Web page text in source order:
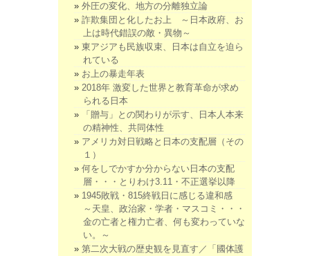
外圧の変化、地方の分離独立論
詐欺集団と化したお上 ～日本政府、お
上は時代錯誤の敵・異物～
東アジアも民族収束、日本は自立を迫ら
れている
お上の暴走年表
2018年 激変した世界と教育革命が求め
られる日本
「贈与」との関わりが示す、日本人本来
の精神性、共同体性
アメリカ対日戦略と日本の支配層（その
１）
何をしでかすか分からない日本の支配
層・・・とりわけ3.11・不正選挙以降
1945敗戦・815終戦日に感じる違和感
～天皇、政治家・学者・マスコミ・・・
金の亡者と権力亡者、何も変わっていな
い。～
第二次大戦の歴史観を見直す／「國体護